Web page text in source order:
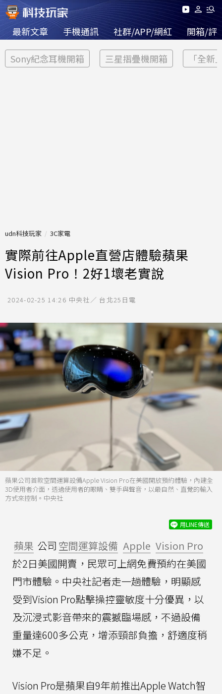
最新文章 手機通訊 社群/APP/網紅 開箱/評
Sony紀念耳機開箱 三星摺疊機開箱 「全新
udn科技玩家 3C家電
實際前往Apple直營店體驗蘋果
Vision Pro！2好1壞老實說
2024-02-25 14:26 中央社／ 台北25日電
蘋果公司首款空間運算設備Apple Vision Pro在美國開放預約體驗，內建全
3D使用者介面，透過使用者的眼睛、雙手與聲音，以最自然、直覺的輸入
方式來控制。中央社
用LINE傳送
蘋果 公司 空間運算設備 Apple Vision Pro
於2日美國開賣，民眾可上網免費預約在美國
門市體驗。中央社記者走一趟體驗，明顯感
受到Vision Pro點擊操控靈敏度十分優異，以
及沉浸式影音帶來的震撼臨場感，不過設備
重量達600多公克，增添頸部負擔，舒適度稍
嫌不足。
Vision Pro是蘋果自9年前推出Apple Watch智